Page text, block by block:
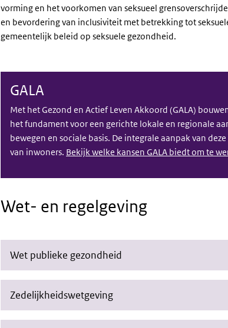
vorming en het voorkomen van seksueel
en bevordering van inclusiviteit met betrekking tot
gemeentelijk beleid op seksuele gezondheid.
GALA
Met het Gezond en Actief Leven Akkoord (GALA)
het fundament voor een gerichte lokale en regionale
bewegen en sociale basis. De integrale aanpak van
van inwoners. Bekijk welke kansen GALA biedt om te
Wet- en regelgeving
Wet publieke gezondheid
Zedelijkheidswetgeving